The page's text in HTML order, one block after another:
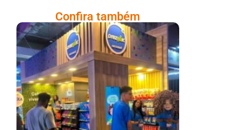
Confira também
Cencosud Promove
Inovação No Brasil
Com A Participação
Do Prezunic No Rio
Innovation Week
2026